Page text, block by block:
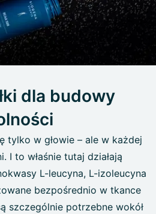
dla budowy
tylko w głowie – ale w każdej
I to właśnie tutaj działają
L-leucyna, L-izoleucyna
bezpośrednio w tkance
szczególnie potrzebne wokół